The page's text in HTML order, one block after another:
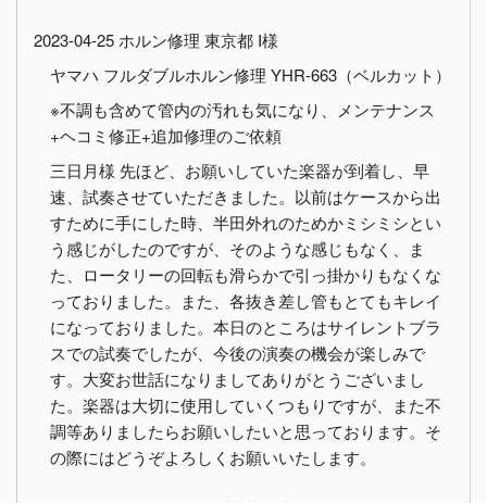
2023-04-25 ホルン修理 東京都 I様
ヤマハ フルダブルホルン修理 YHR-663（ベルカット）
※不調も含めて管内の汚れも気になり、メンテナンス
+ヘコミ修正+追加修理のご依頼
三日月様 先ほど、お願いしていた楽器が到着し、早
速、試奏させていただきました。以前はケースから出
すために手にした時、半田外れのためかミシミシとい
う感じがしたのですが、そのような感じもなく、ま
た、ロータリーの回転も滑らかで引っ掛かりもなくな
っておりました。また、各抜き差し管もとてもキレイ
になっておりました。本日のところはサイレントブラ
スでの試奏でしたが、今後の演奏の機会が楽しみで
す。大変お世話になりましてありがとうございまし
た。楽器は大切に使用していくつもりですが、また不
調等ありましたらお願いしたいと思っております。そ
の際にはどうぞよろしくお願いいたします。